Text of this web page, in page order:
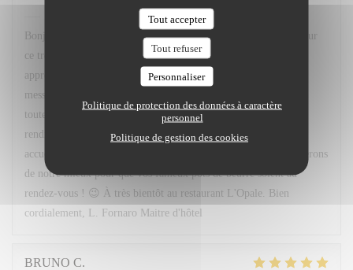
Tout accepter
Tout refuser
Personnaliser
Politique de protection des données à caractère
personnel
Politique de gestion des cookies
L'OPALE RESTAURANT a répondu à cet avis
Bonjour M. Matthews, Un grand merci pour votre fidélité et pour
ce très gentil commentaire. Nous sommes ravis que vous ayez
apprécié l'accueil, le service ainsi que les plats proposés. Votre
message sera transmis avec grand plaisir à Léa, Hugo ainsi qu'à
toute l'équipe, qui seront ravis de savoir qu'ils ont contribué à
rendre votre soirée agréable. Nous serons très heureux de vous
accueillir à nouveau à votre table 113. Et rassurez-vous, nous ferons
de notre mieux pour que vos fameux pots de beurre soient au
rendez-vous ! 😉 À très bientôt au restaurant L'Opale. Bien
cordialement, L. Fornaro Maitre d'hôtel
BRUNO C